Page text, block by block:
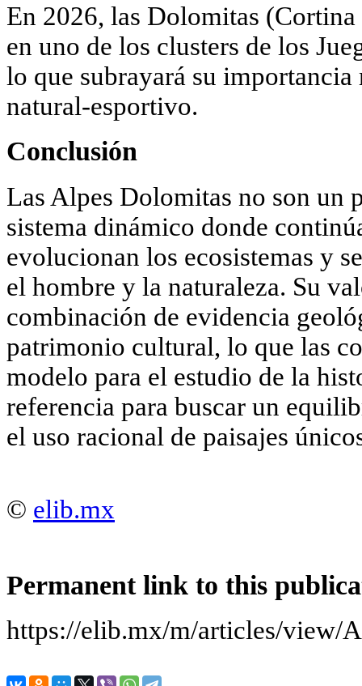
En 2026, las Dolomitas
en uno de los clusters de los
lo que subrayará su
natural-esportivo.
Conclusión
Las Alpes Dolomitas no son un
sistema dinámico donde
evolucionan los ecosistemas y
el hombre y la naturaleza. Su
combinación de evidencia
patrimonio cultural, lo que las
modelo para el estudio de la
referencia para buscar un
el uso racional de paisajes
© elib.mx
Permanent link to this
https://elib.mx/m/articles/view/